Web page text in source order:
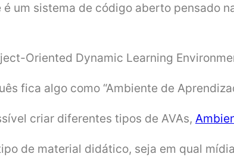
um sistema de código aberto pensado
Oriented Dynamic Learning
fica algo como “Ambiente de
criar diferentes tipos de AVAs,
de material didático, seja em qual